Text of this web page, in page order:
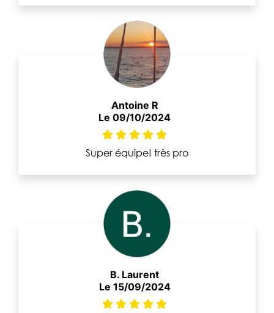
Antoine R
Le 09/10/2024
Super équipe! très pro
B. Laurent
Le 15/09/2024